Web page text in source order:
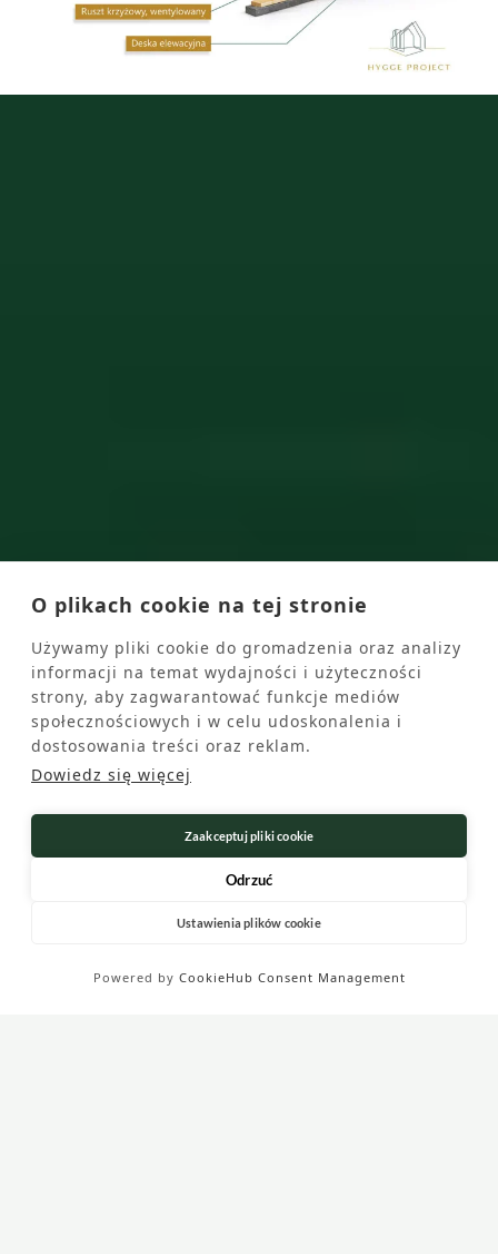
O plikach cookie na tej stronie
Używamy pliki cookie do gromadzenia oraz analizy
informacji na temat wydajności i użyteczności
strony, aby zagwarantować funkcje mediów
społecznościowych i w celu udoskonalenia i
dostosowania treści oraz reklam.
Dowiedz się więcej
Zaakceptuj pliki cookie
Odrzuć
Ustawienia plików cookie
Powered by CookieHub Consent Management